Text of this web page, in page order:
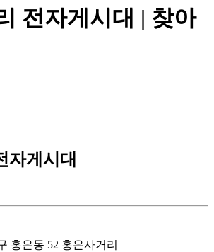
전자게시대 | 찾아
자게시대
홍은동 52 홍은사거리